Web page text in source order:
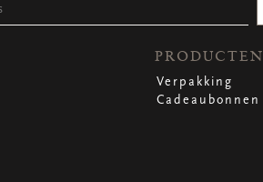
PRODUCTEN
Verpakking
Cadeaubonnen